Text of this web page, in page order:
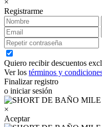
×
Registrarme
Quiero recibir descuentos
Ver los términos y
Finalizar registro
o iniciar sesión
×
Aceptar